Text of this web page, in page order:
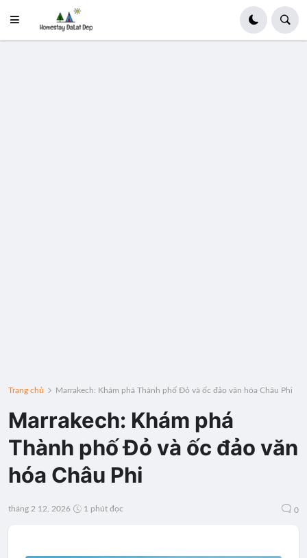
Trang chủ Marrakech: Khám phá Thành phố Đỏ và ốc đảo văn hóa Châu Phi
Marrakech: Khám phá
Thành phố Đỏ và ốc đảo văn
hóa Châu Phi
tháng 2 12, 2026 1 phút đọc 0